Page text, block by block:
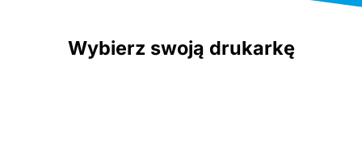
Wybierz swoją drukarkę